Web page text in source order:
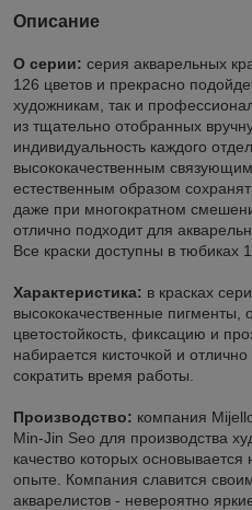
Описание
О серии: серия акварельных
126 цветов и прекрасно
художникам, так и
из тщательно отобранных
индивидуальность каждого
высококачественным
естественным образом
даже при многократном
отлично подходит для
Все краски доступны в тюбиках
Характеристика: в красках
высококачественные
цветостойкость, фиксацию и
набирается кисточкой и
сократить время работы.
Производство: компания
Min-Jin Seo для производства
качество которых
опыте. Компания славится
акварелистов - невероятно